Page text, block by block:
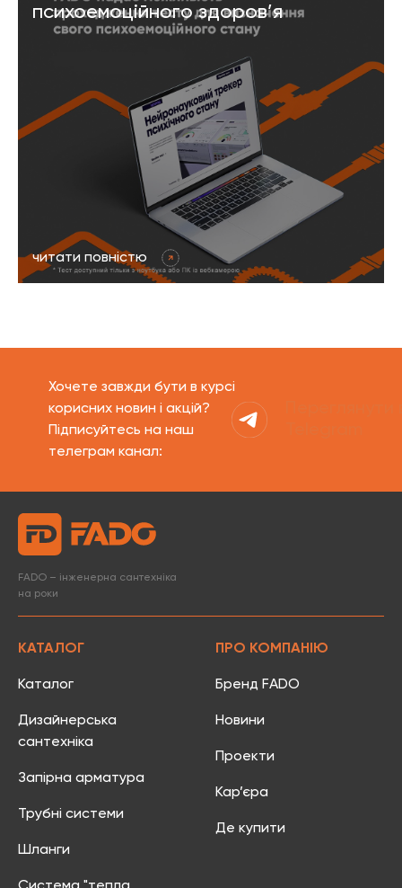
психоемоційного здоров’я
читати повністю
Хочете завжди бути в курсі
корисних новин і акцій?
Підписуйтесь на наш
телеграм канал:
FADO – інженерна сантехніка
на роки
КАТАЛОГ
Каталог
Дизайнерська
сантехніка
Запірна арматура
Трубні системи
Шланги
ПРО КОМПАНІЮ
Бренд FADO
Новини
Проекти
Кар’єра
Де купити